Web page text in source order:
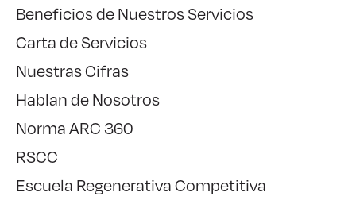
Beneficios de Nuestros Servicios
Carta de Servicios
Nuestras Cifras
Hablan de Nosotros
Norma ARC 360
RSCC
Escuela Regenerativa Competitiva